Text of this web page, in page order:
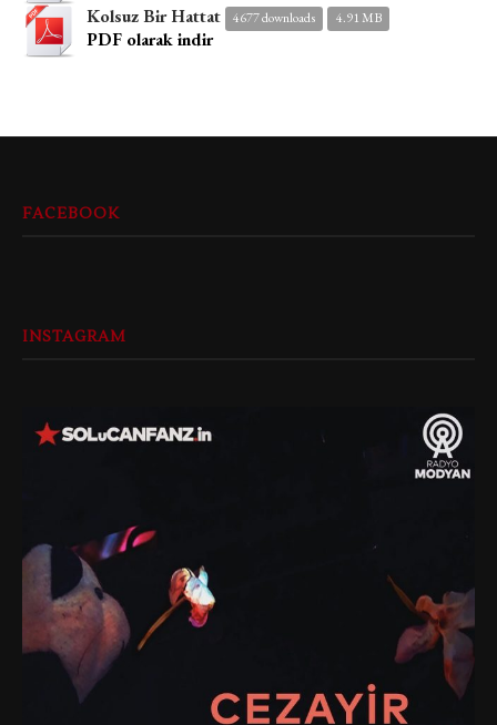
Kolsuz Bir Hattat
4677 downloads 4.91 MB
PDF olarak indir
FACEBOOK
INSTAGRAM